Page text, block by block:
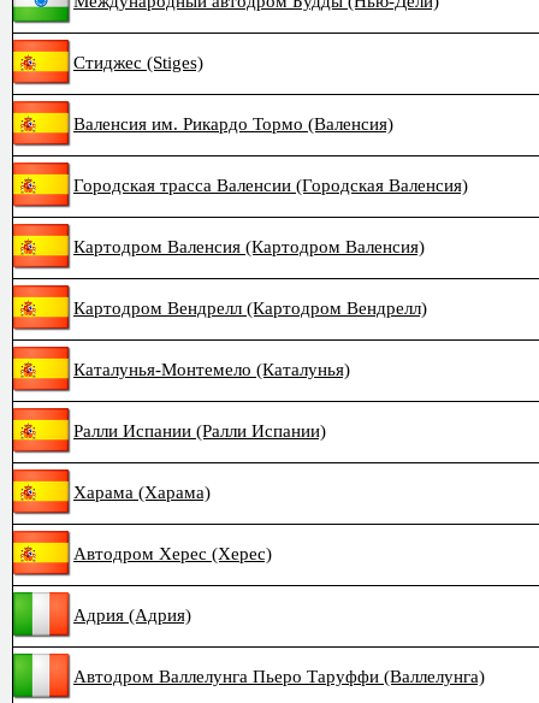
Стиджес (Stiges)
Валенсия им. Рикардо Тормо (Валенсия)
Городская трасса Валенсии (Городская Валенсия)
Картодром Валенсия (Картодром Валенсия)
Картодром Вендрелл (Картодром Вендрелл)
Каталунья-Монтемело (Каталунья)
Ралли Испании (Ралли Испании)
Харама (Харама)
Автодром Херес (Херес)
Адрия (Адрия)
Автодром Валлелунга Пьеро Таруффи (Валлелунга)